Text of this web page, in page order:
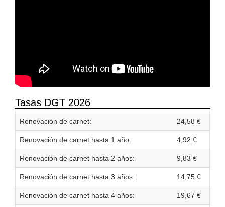
Tasas DGT 2026
Renovación de carnet: 24,58 €
Renovación de carnet hasta 1 año: 4,92 €
Renovación de carnet hasta 2 años: 9,83 €
Renovación de carnet hasta 3 años: 14,75 €
Renovación de carnet hasta 4 años: 19,67 €